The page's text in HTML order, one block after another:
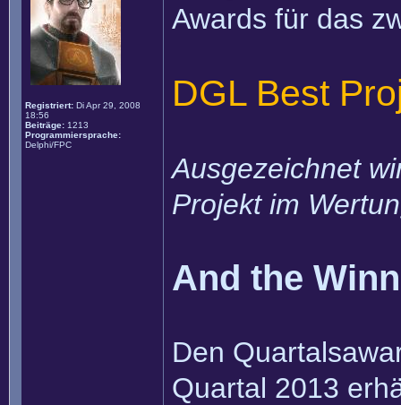
Registriert: Di Apr 29, 2008
18:56
Beiträge: 1213
Programmiersprache:
Delphi/FPC
Awards für das
DGL Best
Ausgezeichnet
Projekt im
And the
Den
Quartal 2013